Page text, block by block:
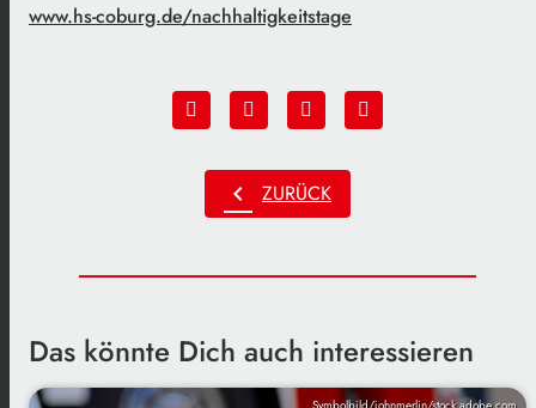
www.hs-coburg.de/nachhaltigkeitstage
chevron_left ZURÜCK
Das könnte Dich auch interessieren